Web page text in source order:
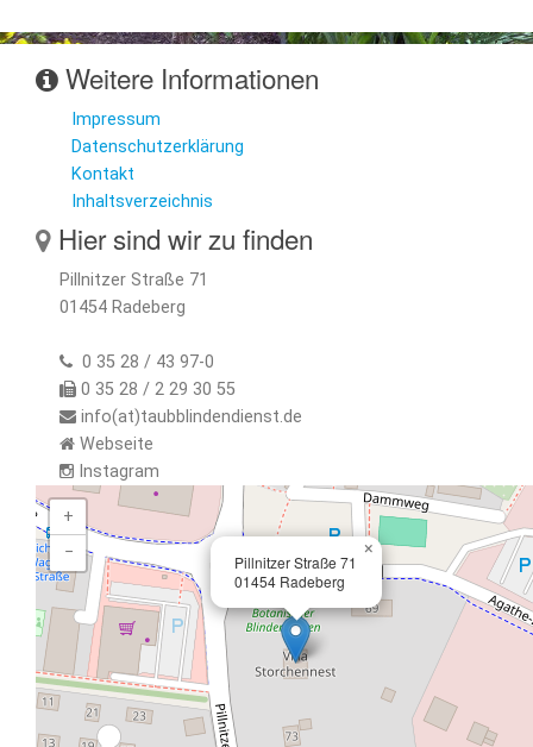
Weitere Informationen
Impressum
Datenschutzerklärung
Kontakt
Inhaltsverzeichnis
Hier sind wir zu finden
Pillnitzer Straße 71
01454 Radeberg
0 35 28 / 43 97-0
0 35 28 / 2 29 30 55
info(at)taubblindendienst.de
Webseite
Instagram
Pillnitzer Straße 71
01454 Radeberg
×
+
−